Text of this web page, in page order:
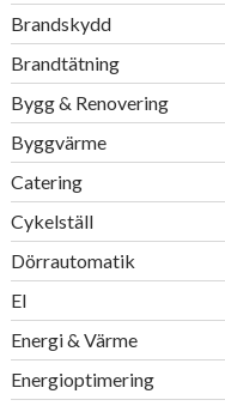
Brandskydd
Brandtätning
Bygg & Renovering
Byggvärme
Catering
Cykelställ
Dörrautomatik
El
Energi & Värme
Energioptimering